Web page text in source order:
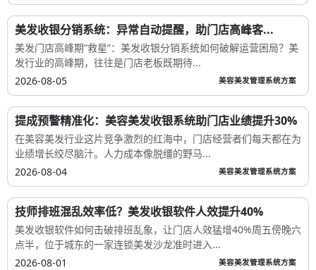
美发收银分销系统：异常自动提醒，助门店高峰客...
美发门店高峰期“救星”：美发收银分销系统如何破解运营困局？美
发行业的高峰期，往往是门店老板既期待...
2026-08-05
美容美发管理系统方案
提成预警精准化：美容美发收银系统助门店业绩提升30%
在美容美发行业这片竞争激烈的红海中，门店经营者们每天都在为
业绩增长绞尽脑汁。人力成本像脱缰的野马...
2026-08-04
美容美发管理系统方案
技师排班混乱效率低？美发收银软件人效提升40%
美发收银软件如何击破排班乱象，让门店人效猛增40%周五傍晚六
点半，位于城东的一家连锁美发沙龙准时进入...
2026-08-01
美容美发管理系统方案